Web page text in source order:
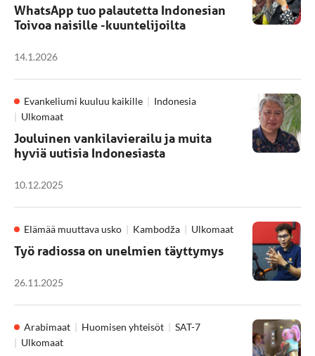
WhatsApp tuo palautetta Indonesian
Toivoa naisille -kuuntelijoilta
14.1.2026
Evankeliumi kuuluu kaikille
Indonesia
Ulkomaat
Jouluinen vankilavierailu ja muita
hyviä uutisia Indonesiasta
10.12.2025
Elämää muuttava usko Kambodža Ulkomaat
Työ radiossa on unelmien täyttymys
26.11.2025
Arabimaat Huomisen yhteisöt
SAT-7
Ulkomaat